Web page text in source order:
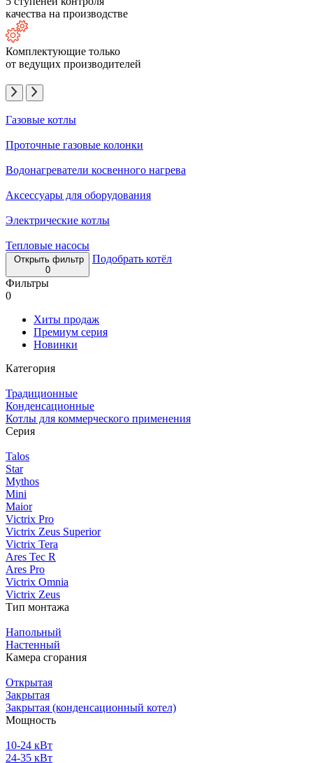
качества на производстве
Комплектующие только
от ведущих производителей
Газовые котлы
Проточные газовые колонки
Водонагреватели косвенного нагрева
Аксессуары для оборудования
Электрические котлы
Тепловые насосы
Открыть фильтр
0
Подобрать котёл
Фильтры
0
Хиты продаж
Премиум серия
Новинки
Категория
Традиционные
Конденсационные
Котлы для коммерческого применения
Серия
Talos
Star
Mythos
Mini
Maior
Victrix Pro
Victrix Zeus Superior
Victrix Tera
Ares Tec R
Ares Pro
Victrix Omnia
Victrix Zeus
Тип монтажа
Напольный
Настенный
Камера сгорания
Открытая
Закрытая
Закрытая (конденсационный котел)
Мощность
10-24 кВт
24-35 кВт